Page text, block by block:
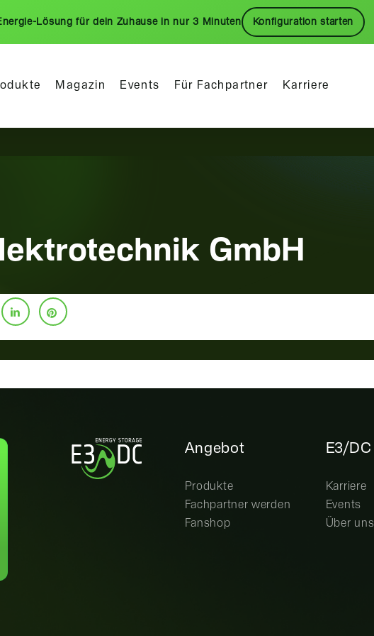
Lösung für dein Zuhause in nur 3 Minuten Konfiguration starten
Magazin Events Für Fachpartner Karriere
GmbH
Angebot
Produkte
Fachpartner werden
Fanshop
E3/DC
Karriere
Events
Über uns